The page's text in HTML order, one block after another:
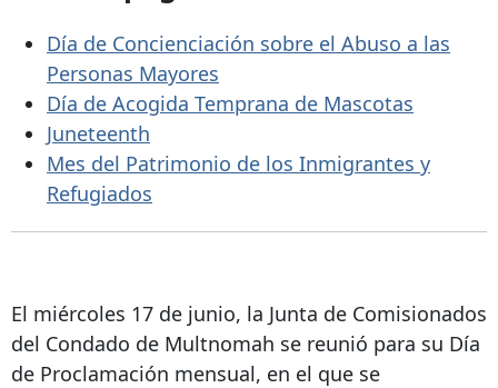
Día de Concienciación sobre el Abuso a las
Personas Mayores
Día de Acogida Temprana de Mascotas
Juneteenth
Mes del Patrimonio de los Inmigrantes y
Refugiados
El miércoles 17 de junio, la Junta de Comisionados
del Condado de Multnomah se reunió para su Día
de Proclamación mensual, en el que se